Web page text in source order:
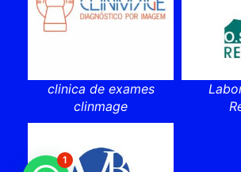
clinica de exames
clinmage
1